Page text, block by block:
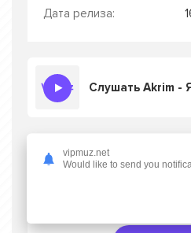
Дата релиза:
Скачать песню Akrim -
и я не императорв
vipmuz.net
Would like to send you